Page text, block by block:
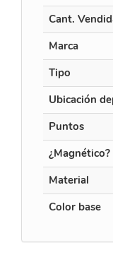
Cant.
Marca
Tipo
Ubicación
Puntos
¿Magnético?
Material
Color base